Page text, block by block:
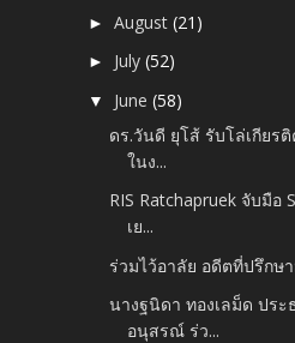
►August(21)
► July(52)
▼ June(58)
ดร.วันดี ยุโส้ รับโล่เกีย
ในง...
RIS Ratchapruek จับมือ
เย...
ร่วมไว้อาลัย อดีตที่ปรึกษ
นางฐนิดา ทองเลม็ด ปร
อนุสรณ์ ร่ว...